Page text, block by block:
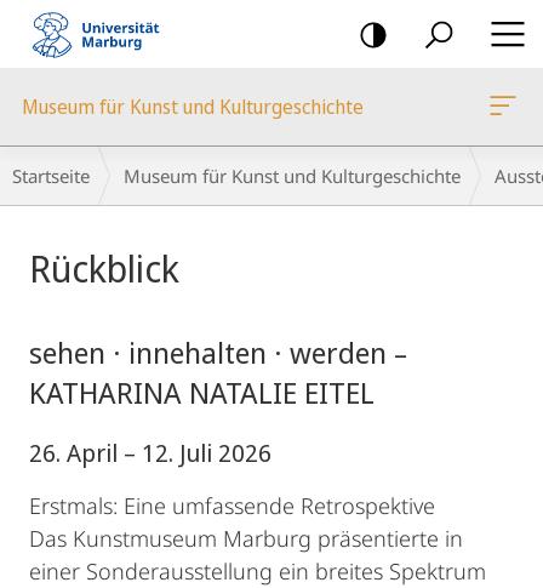
Mobile-
Navigation
Museum für Kunst und Kulturgeschichte
Breadcrumb-
Navigation
Startseite Museum für Kunst und Kulturgeschichte
Rückblick
sehen · innehalten · werden –
KATHARINA NATALIE EITEL
26. April – 12. Juli 2026
Erstmals: Eine umfassende Retrospektive
Das Kunstmuseum Marburg präsentierte in
einer Sonderausstellung ein breites Spektrum